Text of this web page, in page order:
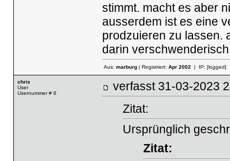
stimmt. macht es aber
ausserdem ist es eine
prodzuieren zu lassen.
darin
Aus: marburg| Registriert: Apr 2002 | IP: [logged]
chris
User
Usernummer # 6
verfasst 31-03-
Zitat:
Ursprünglich
Zitat: